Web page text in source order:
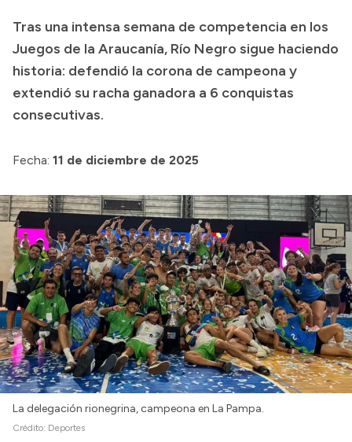
Boletín Oficial
Compras y licitaciones
Consulta de expedientes
Consulta de pago a proveedores
Intranet
Login
Tras una intensa semana de competencia en los
Juegos de la Araucanía, Río Negro sigue haciendo
historia: defendió la corona de campeona y
extendió su racha ganadora a 6 conquistas
consecutivas.
Fecha: 11 de diciembre de 2025
La delegación rionegrina, campeona en La Pampa.
Crédito: Deportes